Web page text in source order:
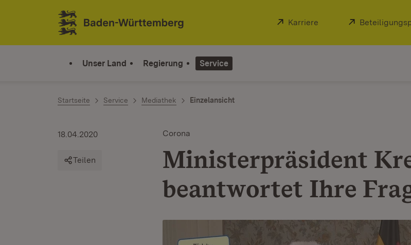
Zum Inhalt springen
Link zur Startseite
Extern:
Karriere (Öffnet in neuem
Extern:
Unser Land Regierung Service
Startseite Service Mediathek Einzelansicht
Corona
Ministerpräsident
beantwortet Ihre
18.04.2020
Teilen